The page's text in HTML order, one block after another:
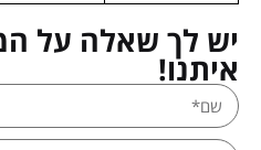
יש לך שאלה על
איתנו!